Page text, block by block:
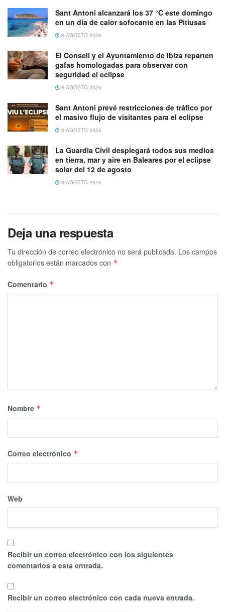
Sant Antoni alcanzará los 37 °C este domingo
en un día de calor sofocante en las Pitiusas
8 AGOSTO 2026
El Consell y el Ayuntamiento de Ibiza reparten
gafas homologadas para observar con
seguridad el eclipse
8 AGOSTO 2026
Sant Antoni prevé restricciones de tráfico por
el masivo flujo de visitantes para el eclipse
8 AGOSTO 2026
La Guardia Civil desplegará todos sus medios
en tierra, mar y aire en Baleares por el eclipse
solar del 12 de agosto
8 AGOSTO 2026
Deja una respuesta
Tu dirección de correo electrónico no será publicada. Los campos
obligatorios están marcados con *
Comentario *
Nombre *
Correo electrónico *
Web
Recibir un correo electrónico con los siguientes
comentarios a esta entrada.
Recibir un correo electrónico con cada nueva entrada.